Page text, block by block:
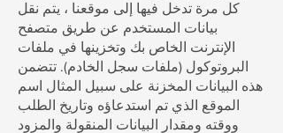
كل مرة تدخل فيها إلى موقعنا ، يتم نقل
بيانات المستخدم عن طريق متصفح
الإنترنت الخاص بك وتخزينها في ملفات
البروتوكول (ملفات سجل الخادم). تتضمن
هذه البيانات المخزنة على سبيل المثال اسم
الموقع الذي تم استدعاؤه وتاريخ الطلب
ووقته ومقدار البيانات المنقولة والمزود